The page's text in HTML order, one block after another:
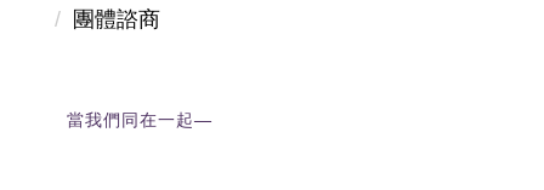
學生輔導組首頁
團體諮商
當我們同在一起—